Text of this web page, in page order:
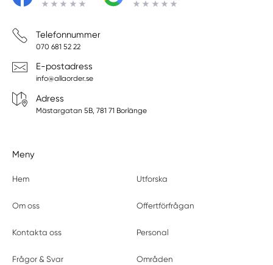
Telefonnummer
070 681 52 22
E-postadress
info@allaorder.se
Adress
Mästargatan 5B, 781 71 Borlänge
Meny
Hem Utforska
Om oss Offertförfrågan
Kontakta oss Personal
Frågor & Svar Områden